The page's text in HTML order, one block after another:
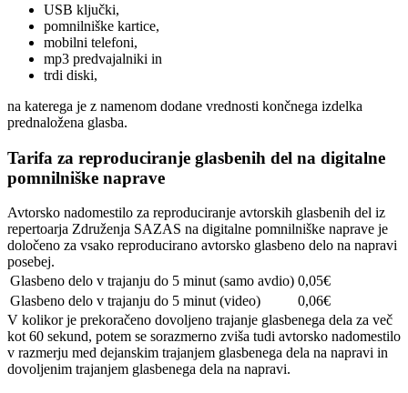
USB ključki,
pomnilniške kartice,
mobilni telefoni,
mp3 predvajalniki in
trdi diski,
na katerega je z namenom dodane vrednosti končnega izdelka
prednaložena glasba.
Tarifa za reproduciranje glasbenih del na digitalne
pomnilniške naprave
Avtorsko nadomestilo za reproduciranje avtorskih glasbenih del iz
repertoarja Združenja SAZAS na digitalne pomnilniške naprave je
določeno za vsako reproducirano avtorsko glasbeno delo na napravi
posebej.
Glasbeno delo v trajanju do 5 minut (samo avdio) 0,05€
Glasbeno delo v trajanju do 5 minut (video)
0,06€
V kolikor je prekoračeno dovoljeno trajanje glasbenega dela za več
kot 60 sekund, potem se sorazmerno zviša tudi avtorsko nadomestilo
v razmerju med dejanskim trajanjem glasbenega dela na napravi in
dovoljenim trajanjem glasbenega dela na napravi.